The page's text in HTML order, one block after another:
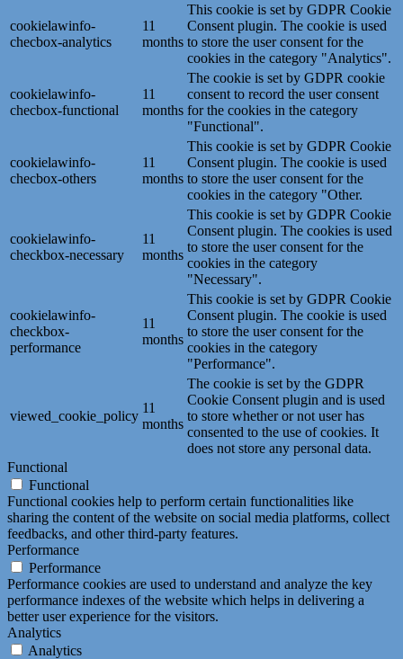
cookielawinfo-
checbox-analytics
11
months
This cookie is set by GDPR Cookie
Consent plugin. The cookie is used
to store the user consent for the
cookies in the category "Analytics".
cookielawinfo-
checbox-functional
11
months
The cookie is set by GDPR cookie
consent to record the user consent
for the cookies in the category
"Functional".
cookielawinfo-
checbox-others
11
months
This cookie is set by GDPR Cookie
Consent plugin. The cookie is used
to store the user consent for the
cookies in the category "Other.
cookielawinfo-
checkbox-necessary
11
months
This cookie is set by GDPR Cookie
Consent plugin. The cookies is used
to store the user consent for the
cookies in the category
"Necessary".
cookielawinfo-
checkbox-
performance
11
months
This cookie is set by GDPR Cookie
Consent plugin. The cookie is used
to store the user consent for the
cookies in the category
"Performance".
viewed_cookie_policy
11
months
The cookie is set by the GDPR
Cookie Consent plugin and is used
to store whether or not user has
consented to the use of cookies. It
does not store any personal data.
Functional
Functional
Functional cookies help to perform certain functionalities like
sharing the content of the website on social media platforms, collect
feedbacks, and other third-party features.
Performance
Performance
Performance cookies are used to understand and analyze the key
performance indexes of the website which helps in delivering a
better user experience for the visitors.
Analytics
Analytics